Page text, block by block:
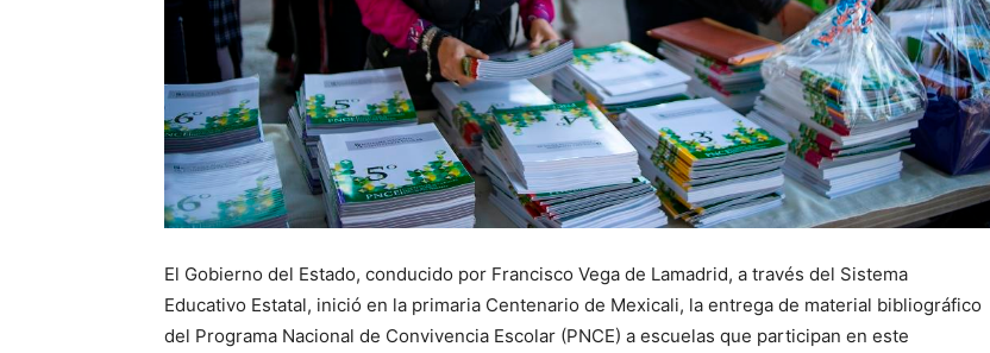
El Gobierno del Estado, conducido por Francisco Vega de Lamadrid, a través del Sistema
Educativo Estatal, inició en la primaria Centenario de Mexicali, la entrega de material bibliográfico
del Programa Nacional de Convivencia Escolar (PNCE) a escuelas que participan en este